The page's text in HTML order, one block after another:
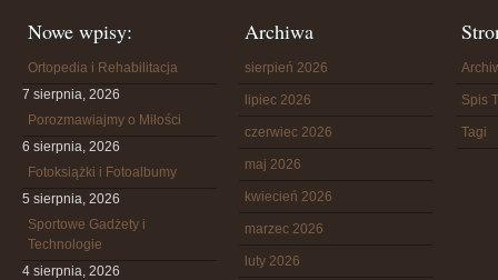
Nowe wpisy:
Ortopedia i Rehabilitacja
7 sierpnia, 2026
Porozmawiajmy o Miłości
6 sierpnia, 2026
Fotoksiążki i Fotoalbumy
5 sierpnia, 2026
Sportowe Gadżety i
Technologie
4 sierpnia, 2026
Archiwa
sierpień 2026
lipiec 2026
czerwiec 2026
maj 2026
kwiecień 2026
marzec 2026
luty 2026
Spis
Tagi